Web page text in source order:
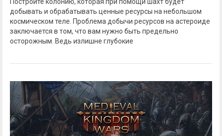
добывать и обрабатывать ценные ресурсы на небольшом
космическом теле. Проблема добычи ресурсов на астероиде
заключается в том, что вам нужно быть предельно
осторожным. Ведь излишне глубокие